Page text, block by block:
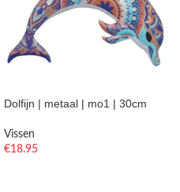
Dolfijn | metaal | mo1 | 30cm
Vissen
€18.95